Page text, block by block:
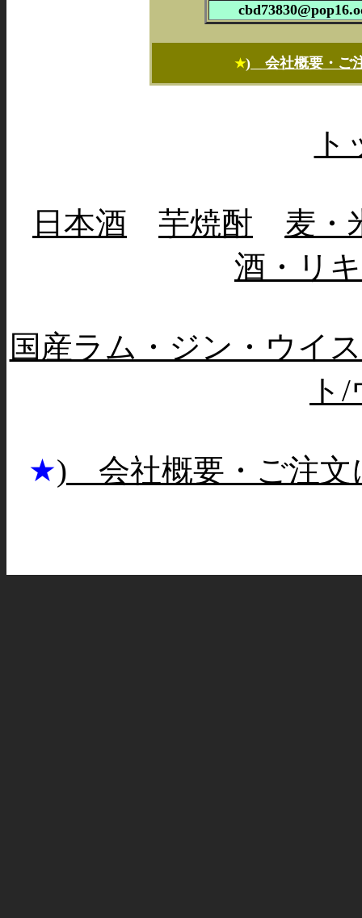
★) 会社概要・ご
日本酒 芋焼酎
麦・
酒・リ
国産ラム・ジン・ウイ
ト
★) 会社概要・ご注